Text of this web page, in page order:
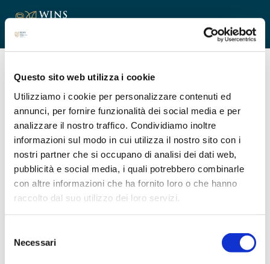
Questo sito web utilizza i cookie
Utilizziamo i cookie per personalizzare contenuti ed
annunci, per fornire funzionalità dei social media e per
analizzare il nostro traffico. Condividiamo inoltre
informazioni sul modo in cui utilizza il nostro sito con i
nostri partner che si occupano di analisi dei dati web,
pubblicità e social media, i quali potrebbero combinarle
con altre informazioni che ha fornito loro o che hanno
raccolto dal suo utilizzo dei loro servizi.
delNecessari
Modello organizzativo
Come da Decreto Legislativo n. 231 del 2001,
pubblichiamo ladocumentazione relativa al Modello
Organizzativo
L’Organismo di Vigilanza è un organo monocratico e il
Consiglio di Amministrazione ha nominato in data 19
gennaio 2026 l’Avv. Arianna Rudoni;
Modello Organizzativo e/o ai reati presupposti di cui